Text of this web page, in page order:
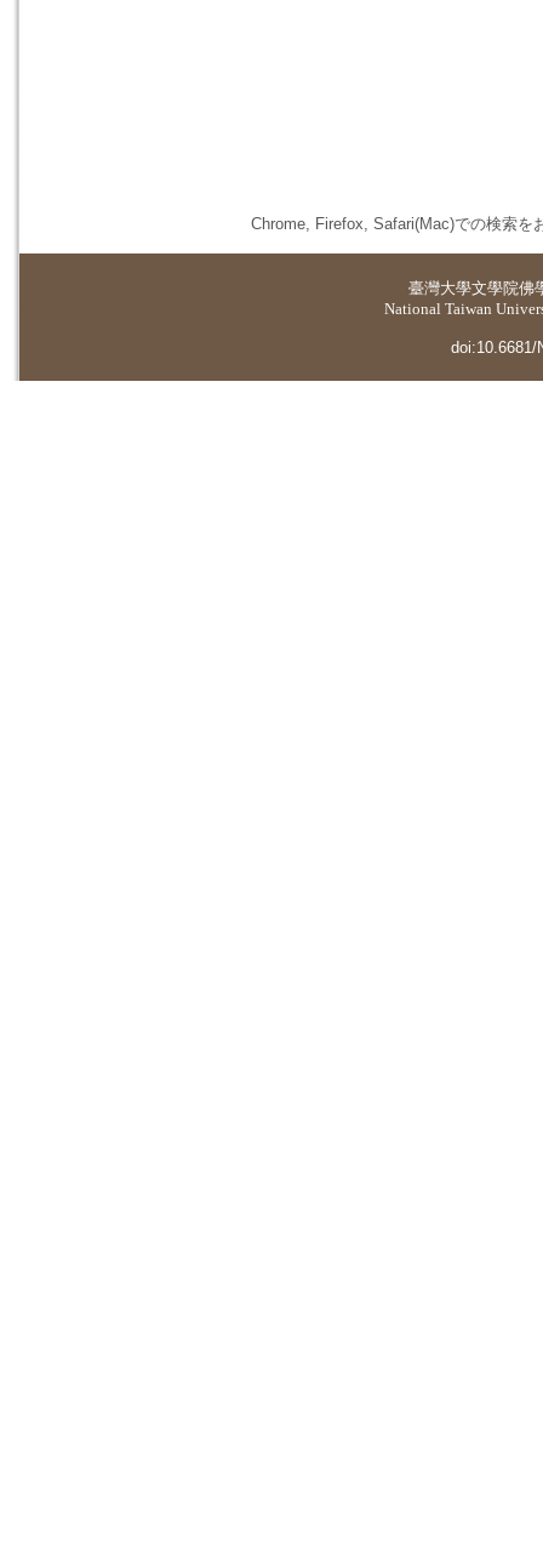
Chrome, Firefox, Safari(Mac)での検索を
臺灣大學文學院佛
National Taiwan
doi:10.6681/